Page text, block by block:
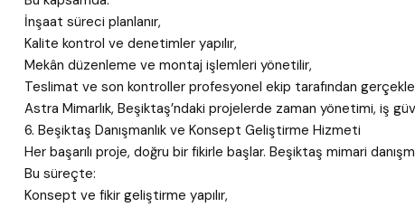
İnşaat süreci planlanır,
Kalite kontrol ve denetimler yapılır,
Mekân düzenleme ve montaj işlemleri yönetilir,
Teslimat ve son kontroller profesyonel ekip tarafından
Astra Mimarlık, Beşiktaş’ndaki projelerde zaman yönetimi, iş
6. Beşiktaş Danışmanlık ve Konsept Geliştirme Hizmeti
Her başarılı proje, doğru bir fikirle başlar. Beşiktaş mimari
Bu süreçte:
Konsept ve fikir geliştirme yapılır,